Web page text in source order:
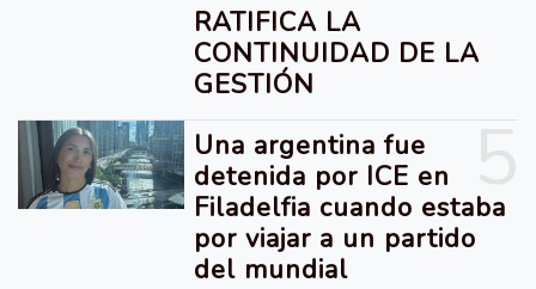
RATIFICA LA
CONTINUIDAD DE LA
GESTIÓN
Una argentina fue
detenida por ICE en
Filadelfia cuando estaba
por viajar a un partido
del mundial